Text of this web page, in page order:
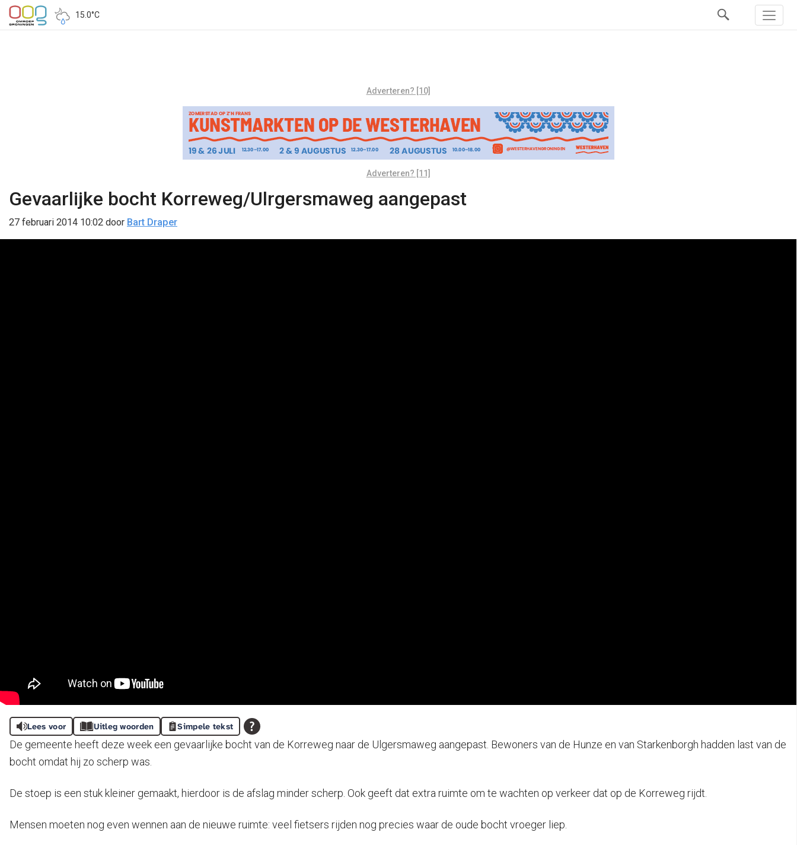
15.0°C
Adverteren? [10]
Adverteren? [11]
Gevaarlijke bocht Korreweg/Ulrgersmaweg aangepast
27 februari 2014 10:02 door Bart Draper
Lees voor Uitleg woorden Simpele tekst
De gemeente heeft deze week een gevaarlijke bocht van de Korreweg naar de Ulgersmaweg aangepast. Bewoners van de Hunze en van Starkenborgh hadden last van de
bocht omdat hij zo scherp was.
De stoep is een stuk kleiner gemaakt, hierdoor is de afslag minder scherp. Ook geeft dat extra ruimte om te wachten op verkeer dat op de Korreweg rijdt.
Mensen moeten nog even wennen aan de nieuwe ruimte: veel fietsers rijden nog precies waar de oude bocht vroeger liep.